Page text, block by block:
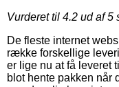
Vurderet til 4.2 ud af 5
De fleste internet
række forskellige
er lige nu at få leveret
blot hente pakken når